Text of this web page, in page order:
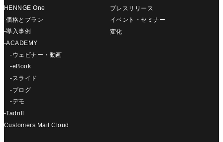
HENNGE One
-価格とプラン
-導入事例
-ACADEMY
-ウェビナー・動画
-eBook
-スライド
-ブログ
-デモ
-Tadrill
Customers Mail Cloud
プレスリリース
イベント・セミナー
変化